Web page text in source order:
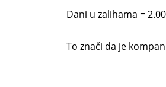
Dani u zalihama =
To znači da je